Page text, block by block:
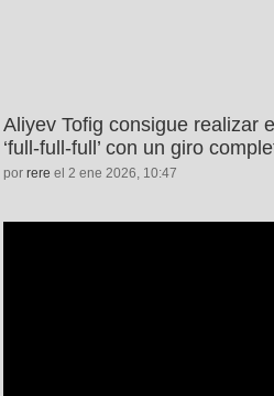
Aliyev Tofig consigue realizar
‘full-full-full’ con un giro
por rere el 2 ene 2026, 10:47